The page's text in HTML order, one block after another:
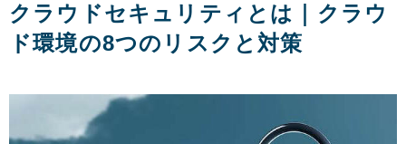
クラウドセキュリティとは｜クラウ
ド環境の8つのリスクと対策